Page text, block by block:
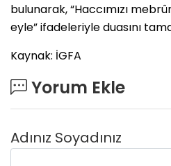
bulunarak, “Haccımızı
eyle” ifadeleriyle duasını
Kaynak: İGFA
Yorum Ekle
Adınız Soyadınız